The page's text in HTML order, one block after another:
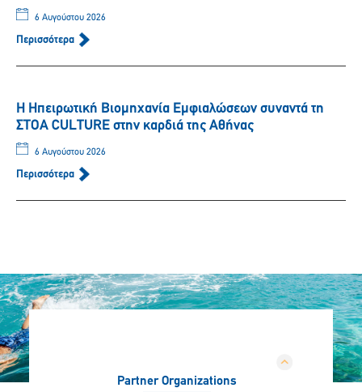
6 Αυγούστου 2026
Περισσότερα
Η Ηπειρωτική Βιομηχανία Εμφιαλώσεων συναντά τη
ΣΤΟΑ CULTURE στην καρδιά της Αθήνας
6 Αυγούστου 2026
Περισσότερα
Partner Organizations